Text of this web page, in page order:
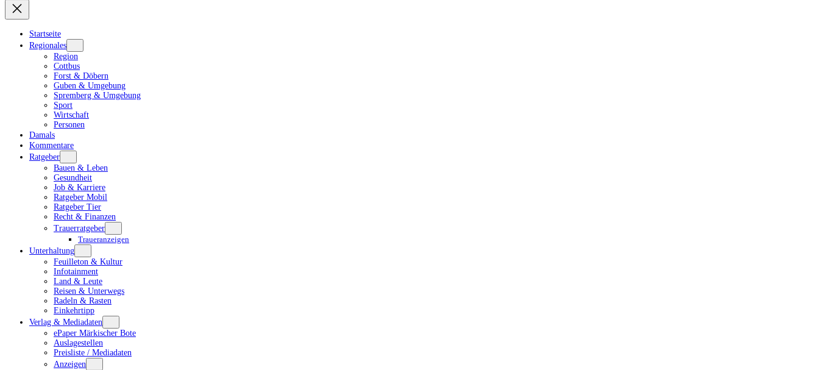
Startseite
Regionales
Region
Cottbus
Forst & Döbern
Guben & Umgebung
Spremberg & Umgebung
Sport
Wirtschaft
Personen
Damals
Kommentare
Ratgeber
Bauen & Leben
Gesundheit
Job & Karriere
Ratgeber Mobil
Ratgeber Tier
Recht & Finanzen
Trauerratgeber
Traueranzeigen
Unterhaltung
Feuilleton & Kultur
Infotainment
Land & Leute
Reisen & Unterwegs
Radeln & Rasten
Einkehrtipp
Verlag & Mediadaten
ePaper Märkischer Bote
Auslagestellen
Preisliste / Mediadaten
Anzeigen